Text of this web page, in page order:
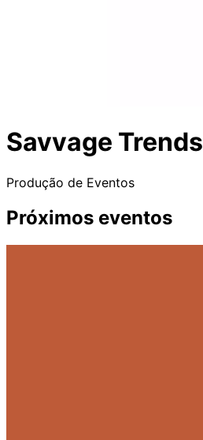
Savvage Trends
Produção de Eventos
Próximos eventos